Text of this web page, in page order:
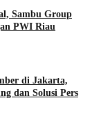
Sambu Group
PWI Riau
di Jakarta,
dan Solusi Pers